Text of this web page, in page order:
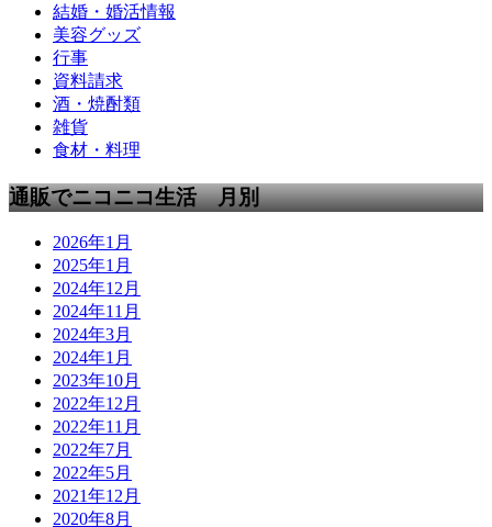
結婚・婚活情報
美容グッズ
行事
資料請求
酒・焼酎類
雑貨
食材・料理
通販でニコニコ生活 月別
2026年1月
2025年1月
2024年12月
2024年11月
2024年3月
2024年1月
2023年10月
2022年12月
2022年11月
2022年7月
2022年5月
2021年12月
2020年8月